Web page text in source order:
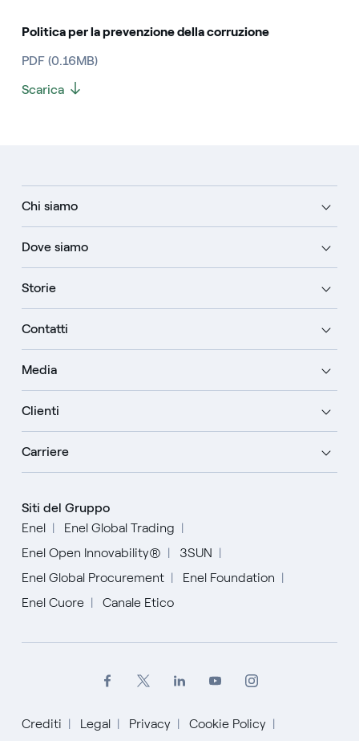
Politica per la prevenzione della corruzione
PDF (0.16MB)
Scarica
Chi siamo
Dove siamo
Storie
Contatti
Media
Clienti
Carriere
Siti del Gruppo
Enel
Enel Global Trading
Enel Open Innovability®
3SUN
Enel Global Procurement
Enel Foundation
Enel Cuore
Canale Etico
Crediti Legal Privacy
Cookie Policy